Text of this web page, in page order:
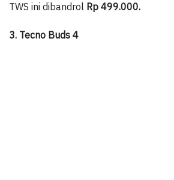
TWS ini dibandrol Rp 499.000.
3. Tecno Buds 4